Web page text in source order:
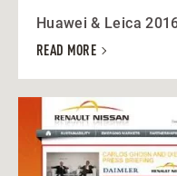
Huawei & Leica
READ MORE